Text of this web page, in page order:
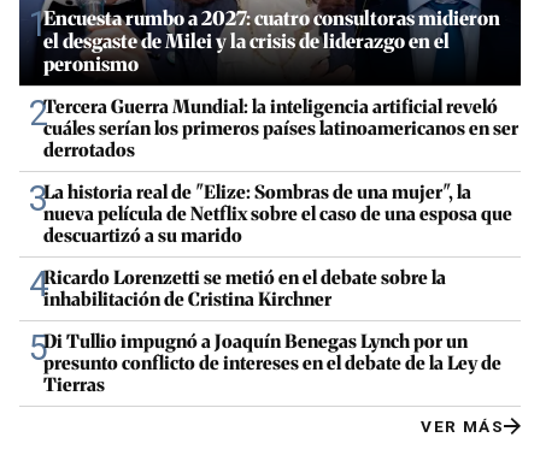
1Encuesta rumbo a 2027: cuatro consultoras midieron
el desgaste de Milei y la crisis de liderazgo en el
peronismo
2Tercera Guerra Mundial: la inteligencia artificial reveló
cuáles serían los primeros países latinoamericanos en ser
derrotados
3La historia real de "Elize: Sombras de una mujer", la
nueva película de Netflix sobre el caso de una esposa que
descuartizó a su marido
4Ricardo Lorenzetti se metió en el debate sobre la
inhabilitación de Cristina Kirchner
5Di Tullio impugnó a Joaquín Benegas Lynch por un
presunto conflicto de intereses en el debate de la Ley de
Tierras
VER MÁS